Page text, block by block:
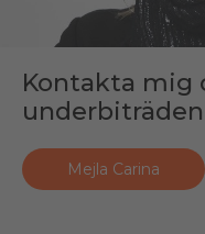
Kontakta mig
underbiträden
Mejla Carina